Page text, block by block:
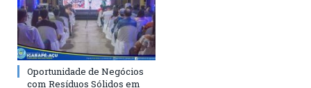
Oportunidade de Negócios
com Resíduos Sólidos em